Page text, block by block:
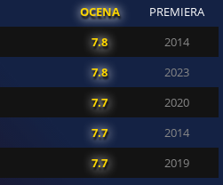
OCENA PREMIERA
7.8 2014
7.8 2023
7.7 2020
7.7 2014
7.7 2019